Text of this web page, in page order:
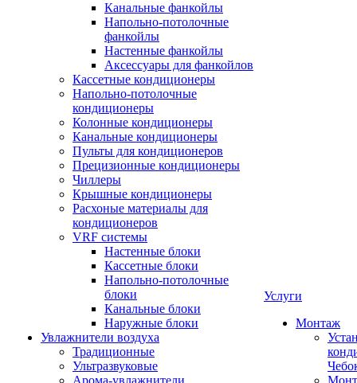
Канальные фанкойлы
Напольно-потолочные
фанкойлы
Настенные фанкойлы
Аксессуары для фанкойлов
Кассетные кондиционеры
Напольно-потолочные
кондиционеры
Колонные кондиционеры
Канальные кондиционеры
Пульты для кондиционеров
Прецизионные кондиционеры
Чиллеры
Крышные кондиционеры
Расхоные материалы для
кондиционеров
VRF системы
Настенные блоки
Кассетные блоки
Напольно-потолочные
блоки
Канальные блоки
Наружные блоки
Увлажнители воздуха
Традиционные
Ультразвуковые
Арома-увлажнители
Услуги
Монтаж